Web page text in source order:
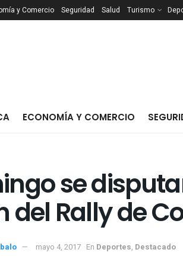
y Comercio Seguridad Salud Turismo
ECONOMÍA Y COMERCIO
se
del Rally de
mayo 4, 2017 En Deportes, Destacado